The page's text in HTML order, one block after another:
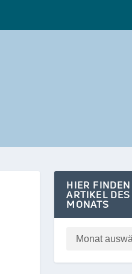
HIER
ARTIKEL
MONATS